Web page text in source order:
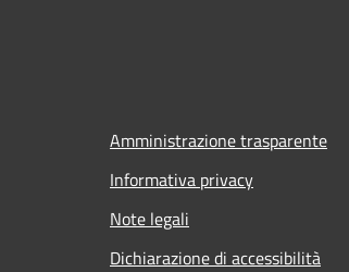
Amministrazione trasparente
Informativa privacy
Note legali
Dichiarazione di accessibilità